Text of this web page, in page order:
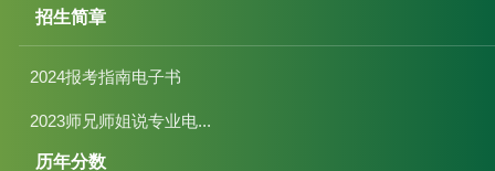
招生简章
2024报考指南电子书
2023师兄师姐说专业电...
历年分数